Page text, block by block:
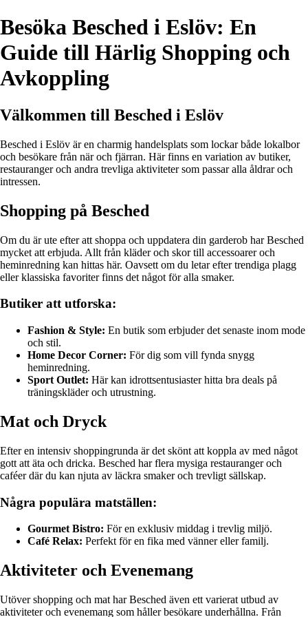
Besöka Besched i Eslöv: En
Guide till Härlig Shopping och
Avkoppling
Välkommen till Besched i Eslöv
Besched i Eslöv är en charmig handelsplats som lockar både lokalbor
och besökare från när och fjärran. Här finns en variation av butiker,
restauranger och andra trevliga aktiviteter som passar alla åldrar och
intressen.
Shopping på Besched
Om du är ute efter att shoppa och uppdatera din garderob har Besched
mycket att erbjuda. Allt från kläder och skor till accessoarer och
heminredning kan hittas här. Oavsett om du letar efter trendiga plagg
eller klassiska favoriter finns det något för alla smaker.
Butiker att utforska:
Fashion & Style: En butik som erbjuder det senaste inom mode
och stil.
Home Decor Corner: För dig som vill fynda snygg
heminredning.
Sport Outlet: Här kan idrottsentusiaster hitta bra deals på
träningskläder och utrustning.
Mat och Dryck
Efter en intensiv shoppingrunda är det skönt att koppla av med något
gott att äta och dricka. Besched har flera mysiga restauranger och
caféer där du kan njuta av läckra smaker och trevligt sällskap.
Några populära matställen:
Gourmet Bistro: För en exklusiv middag i trevlig miljö.
Café Relax: Perfekt för en fika med vänner eller familj.
Aktiviteter och Evenemang
Utöver shopping och mat har Besched även ett varierat utbud av
aktiviteter och evenemang som håller besökare underhållna. Från